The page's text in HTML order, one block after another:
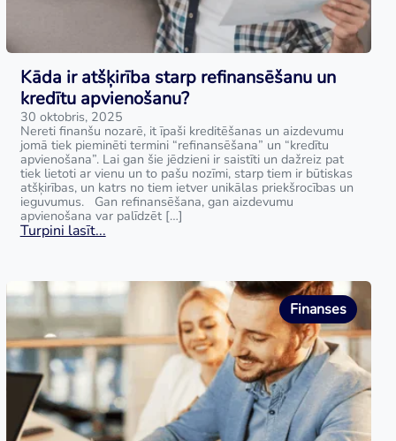
Kāda ir atšķirība starp refinansēšanu un
kredītu apvienošanu?
30 oktobris, 2025
Nereti finanšu nozarē, it īpaši kreditēšanas un aizdevumu
jomā tiek pieminēti termini “refinansēšana” un “kredītu
apvienošana”. Lai gan šie jēdzieni ir saistīti un dažreiz pat
tiek lietoti ar vienu un to pašu nozīmi, starp tiem ir būtiskas
atšķirības, un katrs no tiem ietver unikālas priekšrocības un
ieguvumus. Gan refinansēšana, gan aizdevumu
apvienošana var palīdzēt […]
Turpini lasīt...
Finanses